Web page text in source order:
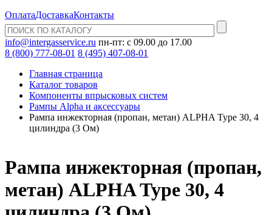
ОплатаДоставкаКонтакты
info@intergasservice.ru пн-пт: с 09.00 до 17.00
8 (800) 777-08-01 8 (495) 407-08-01
Главная страница
Каталог товаров
Компоненты впрысковых систем
Рампы Alpha и аксессуары
Рампа инжекторная (пропан, метан) ALPHA Type 30, 4
цилиндра (3 Ом)
Рампа инжекторная (пропан,
метан) ALPHA Type 30, 4